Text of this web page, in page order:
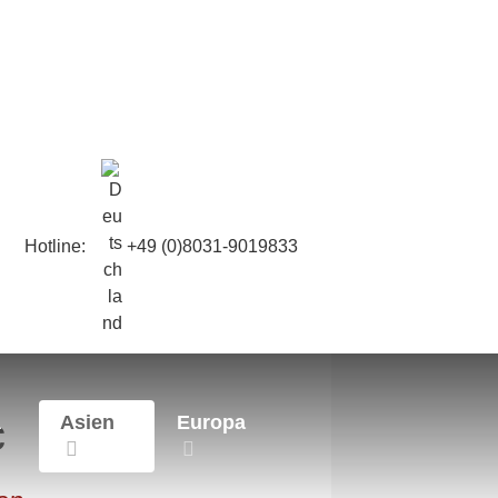
Hotline: +49 (0)8031-9019833
Asien Europa